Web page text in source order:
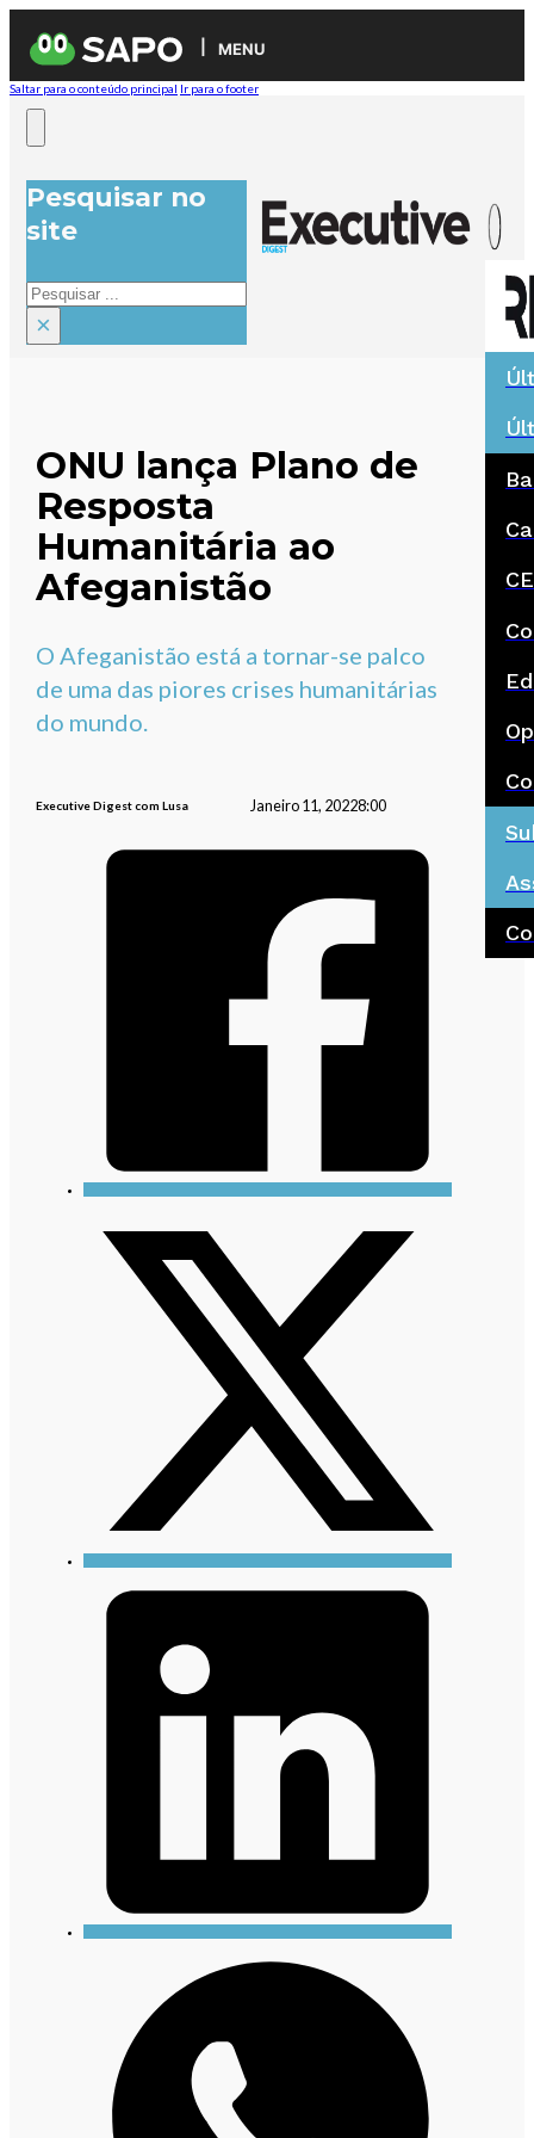
MENU
Saltar para o conteúdo principal Ir para o footer
Pesquisar no
site
Pesquisar
×
ONU lança Plano de
Resposta
Humanitária ao
Afeganistão
O Afeganistão está a tornar-se palco
de uma das piores crises humanitárias
do mundo.
Executive Digest com Lusa Janeiro 11, 20228:00